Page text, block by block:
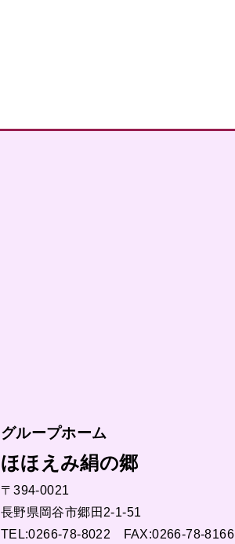
グループホーム
ほほえみ絹の郷
〒394-0021
長野県岡谷市郷田2-1-51
TEL:0266-78-8022 FAX:0266-78-8166